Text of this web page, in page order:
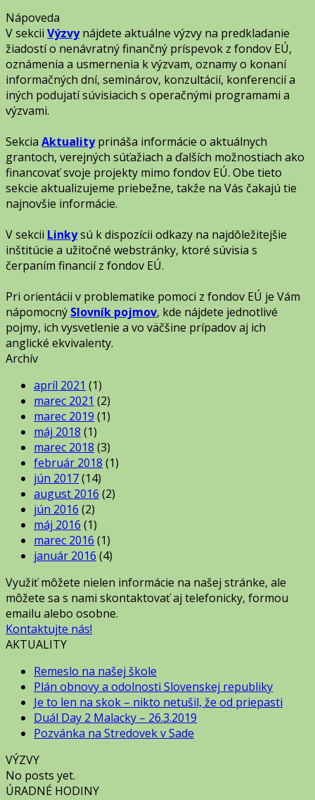
Nápoveda
V sekcii Výzvynájdete aktuálne výzvy na predkladanie
žiadostí o nenávratný finančný príspevok z fondov EÚ,
oznámenia a usmernenia k výzvam, oznamy o konaní
informačných dní, seminárov, konzultácií, konferencií a
iných podujatí súvisiacich s operačnými programami a
výzvami.
Sekcia Aktualityprináša informácie o aktuálnych
grantoch, verejných súťažiach a ďalších možnostiach ako
financovať svoje projekty mimo fondov EÚ. Obe tieto
sekcie aktualizujeme priebežne, takže na Vás čakajú tie
najnovšie informácie.
V sekcii Linkysú k dispozícii odkazy na najdôležitejšie
inštitúcie a užitočné webstránky, ktoré súvisia s
čerpaním financií z fondov EÚ.
Pri orientácii v problematike pomoci z fondov EÚ je Vám
nápomocný Slovník pojmov, kde nájdete jednotlivé
pojmy, ich vysvetlenie a vo väčšine prípadov aj ich
anglické ekvivalenty.
Archív
apríl 2021 (1)
marec 2021 (2)
marec 2019 (1)
máj 2018 (1)
marec 2018 (3)
február 2018 (1)
jún 2017(14)
august 2016 (2)
jún 2016 (2)
máj 2016 (1)
marec 2016 (1)
január 2016 (4)
Využiť môžete nielen informácie na našej stránke, ale
môžete sa s nami skontaktovať aj telefonicky, formou
emailu alebo osobne.
Kontaktujte nás!
AKTUALITY
Remeslo na našej škole
Plán obnovy a odolnosti Slovenskej republiky
Je to len na skok – nikto netušil, že od priepasti
Duál Day 2 Malacky – 26.3.2019
Pozvánka na Stredovek v Sade
VÝZVY
No posts yet.
ÚRADNÉ HODINY